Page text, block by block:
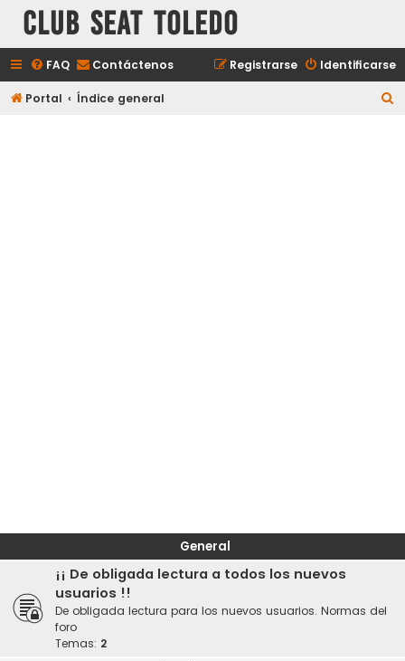
Club Seat Toledo
FAQ Contáctenos Identificarse
Registrarse
Portal Índice general
General
¡¡ De obligada lectura a todos los nuevos
usuarios !!
De obligada lectura para los nuevos usuarios. Normas del
foro
Temas: 2